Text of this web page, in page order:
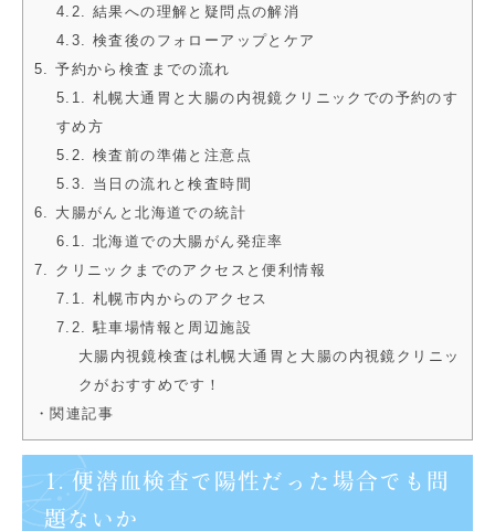
4.2. 結果への理解と疑問点の解消
4.3. 検査後のフォローアップとケア
5. 予約から検査までの流れ
5.1. 札幌大通胃と大腸の内視鏡クリニックでの予約のす
すめ方
5.2. 検査前の準備と注意点
5.3. 当日の流れと検査時間
6. 大腸がんと北海道での統計
6.1. 北海道での大腸がん発症率
7. クリニックまでのアクセスと便利情報
7.1. 札幌市内からのアクセス
7.2. 駐車場情報と周辺施設
大腸内視鏡検査は札幌大通胃と大腸の内視鏡クリニッ
クがおすすめです！
・関連記事
1. 便潜血検査で陽性だった場合でも問
題ないか